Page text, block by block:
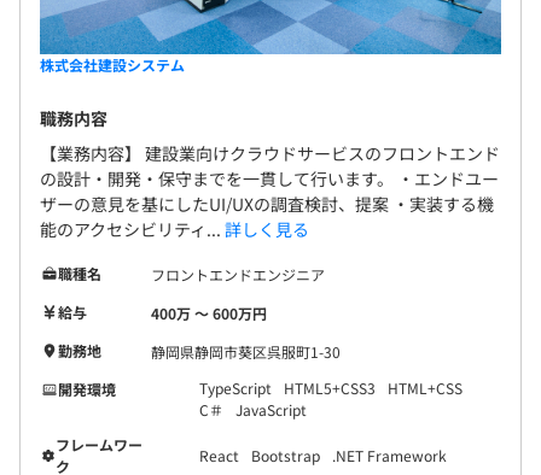
株式会社建設システム
職務内容
【業務内容】 建設業向けクラウドサービスのフロントエンド
の設計・開発・保守までを一貫して行います。 ・エンドユー
ザーの意見を基にしたUI/UXの調査検討、提案 ・実装する機
能のアクセシビリティ... 詳しく見る
職種名
フロントエンドエンジニア
給与
400万 〜 600万円
勤務地
静岡県静岡市葵区呉服町1-30
開発環境
TypeScript HTML5+CSS3
HTML+CSS
C＃
JavaScript
フレームワー
ク
React Bootstrap .NET Framework